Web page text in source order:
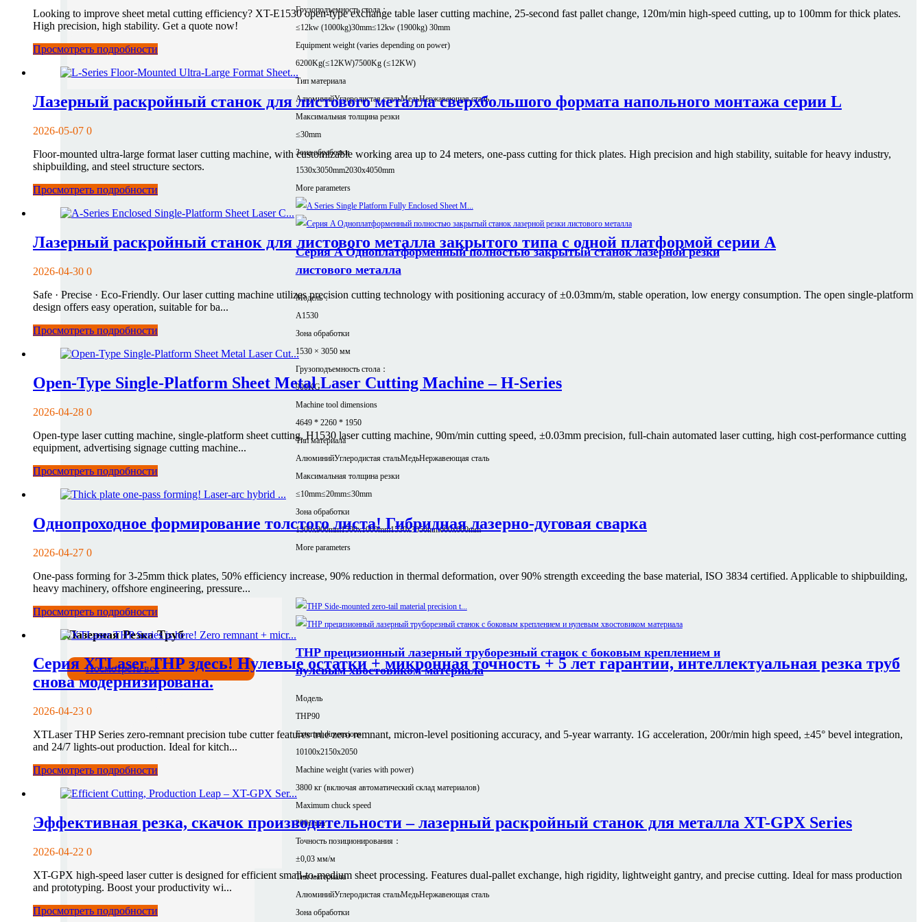
Грузоподъемность стола：
≤12kw (1000kg)30mm≤12kw (1900kg) 30mm
Equipment weight (varies depending on power)
6200Kg(≤12KW)7500Kg (≤12KW)
Тип материала
АлюминийУглеродистая стальМедьНержавеющая сталь
Максимальная толщина резки
≤30mm
Зона обработки
1530x3050mm2030x4050mm
More parameters
Серия A Одноплатформенный полностью закрытый станок лазерной резки
листового металла
Модель：
A1530
Зона обработки
1530 × 3050 мм
Грузоподъемность стола：
900KG
Machine tool dimensions
4649 * 2260 * 1950
Тип материала
АлюминийУглеродистая стальМедьНержавеющая сталь
Максимальная толщина резки
≤10mm≤20mm≤30mm
Зона обработки
1300x900mm1500x1000mm1530x3050mm600x600mm
More parameters
Лазерная Резка Труб
Посмотреть все
THP прецизионный лазерный труборезный станок с боковым креплением и
нулевым хвостовиком материала
Модель
THP90
External dimensions
10100x2150x2050
Machine weight (varies with power)
3800 кг (включая автоматический склад материалов)
Maximum chuck speed
200r/min
Точность позиционирования：
±0,03 мм/м
Тип материала
АлюминийУглеродистая стальМедьНержавеющая сталь
Зона обработки
Looking to improve sheet metal cutting efficiency? XT-E1530 open-type exchange table laser cutting machine, 25-second fast pallet change, 120m/min high-speed cutting, up to 100mm for thick plates.
High precision, high stability. Get a quote now!
Просмотреть подробности
Лазерный раскройный станок для листового металла сверхбольшого формата напольного монтажа серии L
2026-05-07 0
Floor-mounted ultra-large format laser cutting machine, with customizable working area up to 24 meters, one-pass cutting for thick plates. High precision and high stability, suitable for heavy industry,
shipbuilding, and steel structure sectors.
Просмотреть подробности
Лазерный раскройный станок для листового металла закрытого типа с одной платформой серии A
2026-04-30 0
Safe · Precise · Eco-Friendly. Our laser cutting machine utilizes precision cutting technology with positioning accuracy of ±0.03mm/m, stable operation, low energy consumption. The open single-platform
design offers easy operation, suitable for ba...
Просмотреть подробности
Open-Type Single-Platform Sheet Metal Laser Cutting Machine – H-Series
2026-04-28 0
Open-type laser cutting machine, single-platform sheet cutting, H1530 laser cutting machine, 90m/min cutting speed, ±0.03mm precision, full-chain automated laser cutting, high cost-performance cutting
equipment, advertising signage cutting machine...
Просмотреть подробности
Однопроходное формирование толстого листа! Гибридная лазерно-дуговая сварка
2026-04-27 0
One-pass forming for 3-25mm thick plates, 50% efficiency increase, 90% reduction in thermal deformation, over 90% strength exceeding the base material, ISO 3834 certified. Applicable to shipbuilding,
heavy machinery, offshore engineering, pressure...
Просмотреть подробности
Серия XTLaser THP здесь! Нулевые остатки + микронная точность + 5 лет гарантии, интеллектуальная резка труб
снова модернизирована.
2026-04-23 0
XTLaser THP Series zero-remnant precision tube cutter features true zero remnant, micron-level positioning accuracy, and 5-year warranty. 1G acceleration, 200r/min high speed, ±45° bevel integration,
and 24/7 lights-out production. Ideal for kitch...
Просмотреть подробности
Эффективная резка, скачок производительности – лазерный раскройный станок для металла XT-GPX Series
2026-04-22 0
XT-GPX high-speed laser cutter is designed for efficient small-to-medium sheet processing. Features dual-pallet exchange, high rigidity, lightweight gantry, and precise cutting. Ideal for mass production
and prototyping. Boost your productivity wi...
Просмотреть подробности